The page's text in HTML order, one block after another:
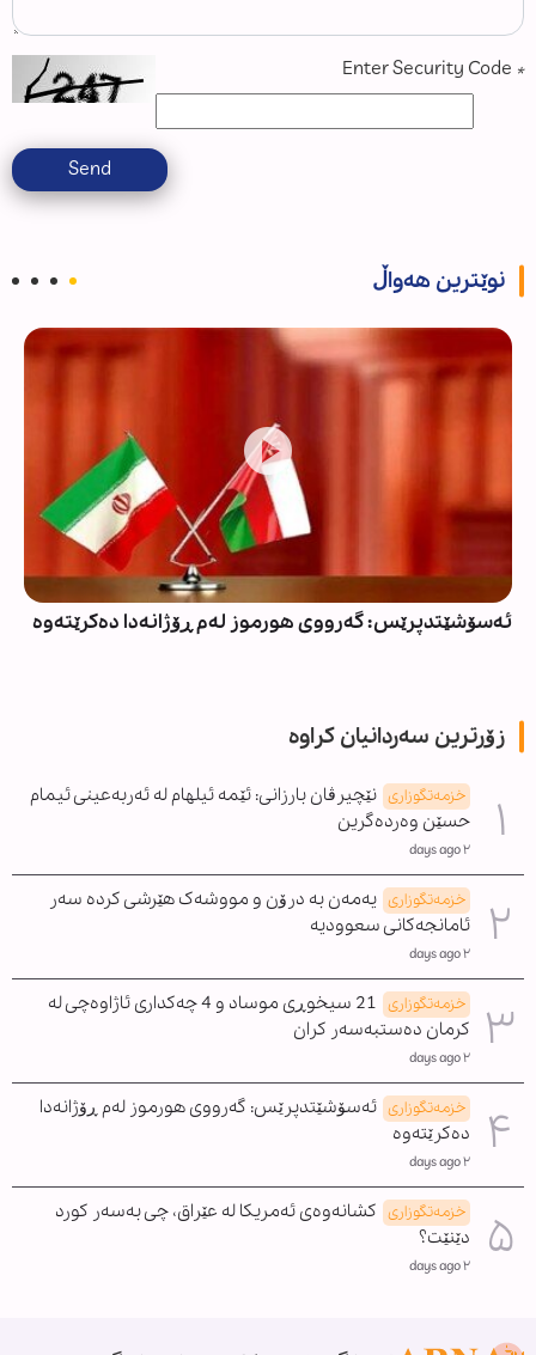
*
Send
نوێترین هەواڵ
ئەسۆشێتدپرێس: گەرووی هورموز لەم ڕۆژانەدا دەکرێتەوە
زۆرترین سەردانیان کراوە
خزمەتگوزاری نێچیرڤان بارزانی: ئێمە ئیلهام لە ئەربەعینی ئیمام
حسێن وەردەگرین
٢ days ago
خزمەتگوزاری یەمەن بە درۆن و مووشەک هێرشی کردە سەر
ئامانجەکانی سعوودیە
٢ days ago
خزمەتگوزاری
21 سیخوڕی موساد و 4 چەکداری ئاژاوەچی لە
کرمان دەستبەسەر کران
٢ days ago
خزمەتگوزاری ئەسۆشێتدپرێس: گەرووی هورموز لەم ڕۆژانەدا
دەکرێتەوە
٢ days ago
خزمەتگوزاری کشانەوەی ئەمریکا لە عێراق، چی بەسەر کورد
دێنێت؟
٢ days ago